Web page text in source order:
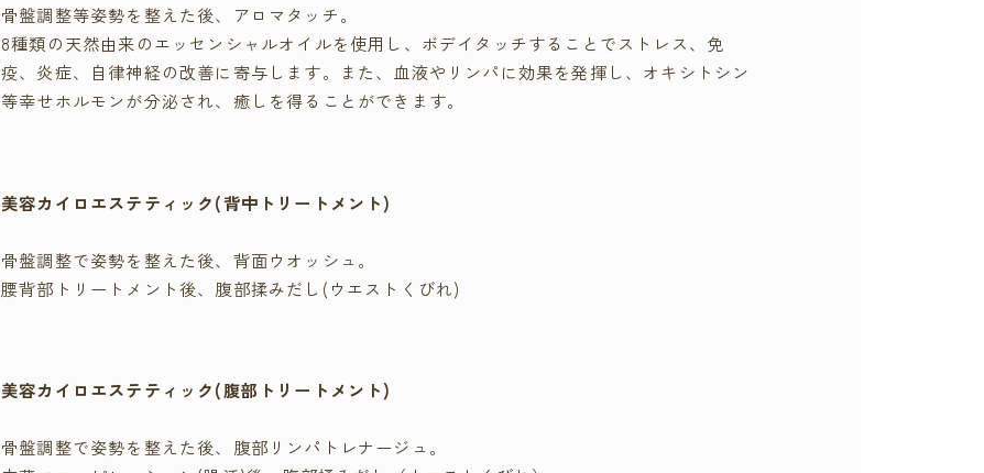
骨盤調整等姿勢を整えた後、アロマタッチ。
8種類の天然由来のエッセンシャルオイルを使用し、ボデイタッチすることでストレス、免
疫、炎症、自律神経の改善に寄与します。また、血液やリンパに効果を発揮し、オキシトシン
等幸せホルモンが分泌され、癒しを得ることができます。
美容カイロエステティック(背中トリートメント)
骨盤調整で姿勢を整えた後、背面ウオッシュ。
腰背部トリートメント後、腹部揉みだし(ウエストくびれ)
美容カイロエステティック(腹部トリートメント)
骨盤調整で姿勢を整えた後、腹部リンパトレナージュ。